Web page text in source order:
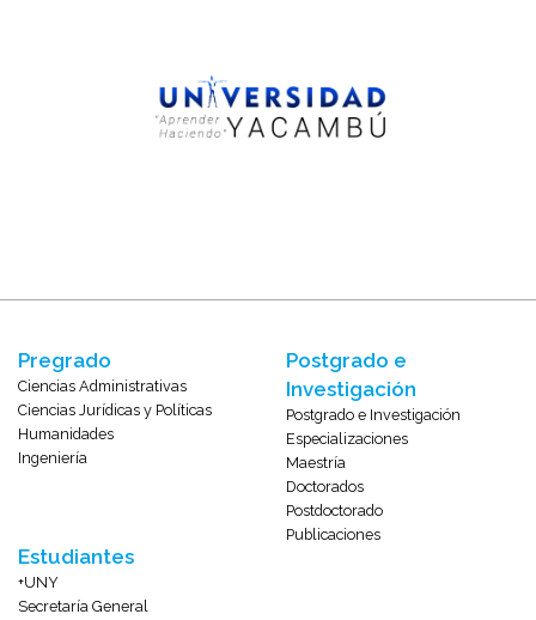
Pregrado
Ciencias Administrativas
Ciencias Jurídicas y Políticas
Humanidades
Ingeniería
Estudiantes
+UNY
Secretaría General
Postgrado e
Investigación
Postgrado e Investigación
Especializaciones
Maestría
Doctorados
Postdoctorado
Publicaciones